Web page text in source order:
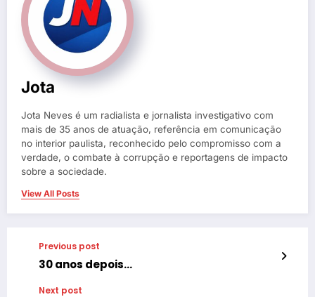
Jota
Jota Neves é um radialista e jornalista investigativo com
mais de 35 anos de atuação, referência em comunicação
no interior paulista, reconhecido pelo compromisso com a
verdade, o combate à corrupção e reportagens de impacto
sobre a sociedade.
View All Posts
Previous post
30 anos depois…
Next post